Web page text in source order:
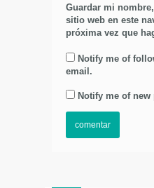
Guardar mi
sitio web en este
próxima vez que
Notify me of
email.
Notify me of